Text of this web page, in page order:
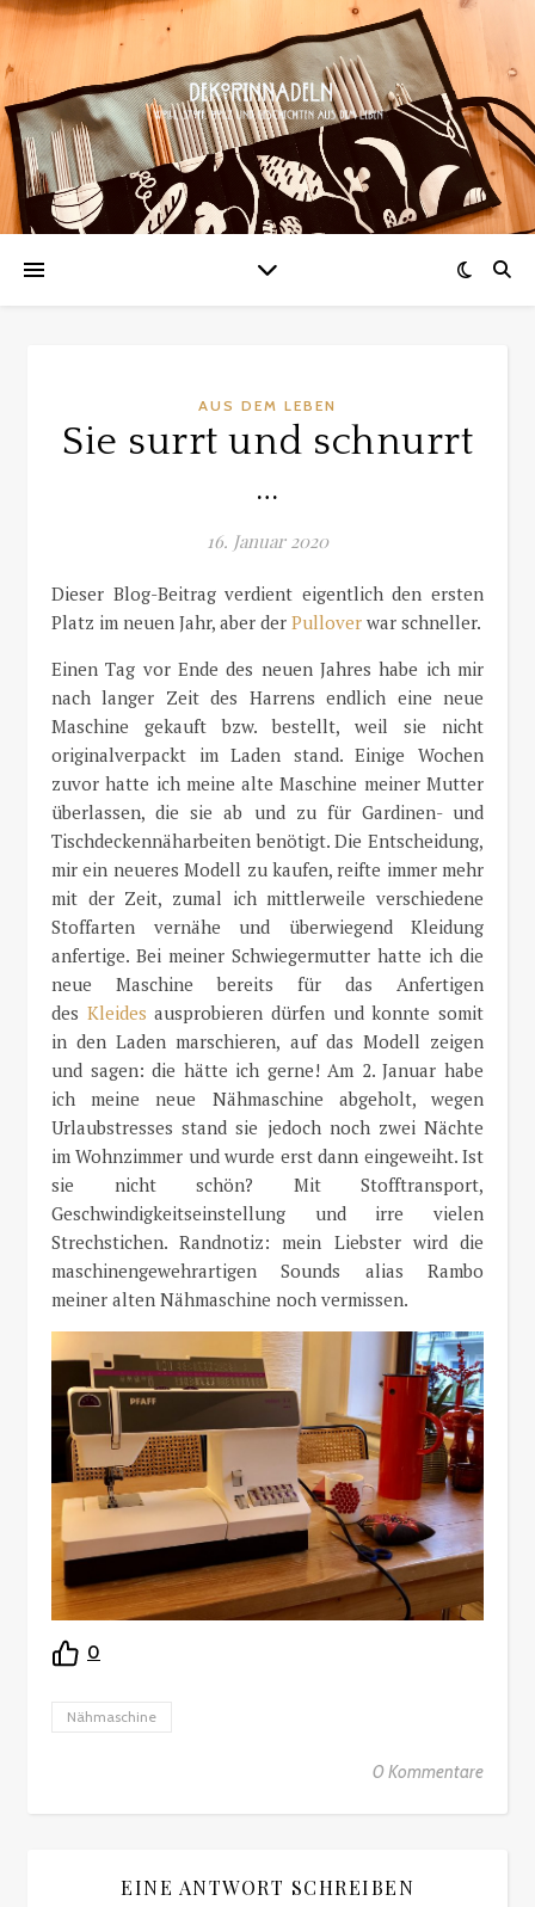
AUS DEM LEBEN
Sie surrt und schnurrt
…
16. Januar 2020
Dieser Blog-Beitrag verdient eigentlich den ersten
Platz im neuen Jahr, aber der Pullover war schneller.
Einen Tag vor Ende des neuen Jahres habe ich mir
nach langer Zeit des Harrens endlich eine neue
Maschine gekauft bzw. bestellt, weil sie nicht
originalverpackt im Laden stand. Einige Wochen
zuvor hatte ich meine alte Maschine meiner Mutter
überlassen, die sie ab und zu für Gardinen- und
Tischdeckennäharbeiten benötigt. Die Entscheidung,
mir ein neueres Modell zu kaufen, reifte immer mehr
mit der Zeit, zumal ich mittlerweile verschiedene
Stoffarten vernähe und überwiegend Kleidung
anfertige. Bei meiner Schwiegermutter hatte ich die
neue Maschine bereits für das Anfertigen
des Kleidesausprobieren dürfen und konnte somit
in den Laden marschieren, auf das Modell zeigen
und sagen: die hätte ich gerne! Am 2. Januar habe
ich meine neue Nähmaschine abgeholt, wegen
Urlaubstresses stand sie jedoch noch zwei Nächte
im Wohnzimmer und wurde erst dann eingeweiht. Ist
sie nicht schön? Mit Stofftransport,
Geschwindigkeitseinstellung und irre vielen
Strechstichen. Randnotiz: mein Liebster wird die
maschinengewehrartigen Sounds alias Rambo
meiner alten Nähmaschine noch vermissen.
0
Nähmaschine
0 Kommentare
EINE ANTWORT SCHREIBEN